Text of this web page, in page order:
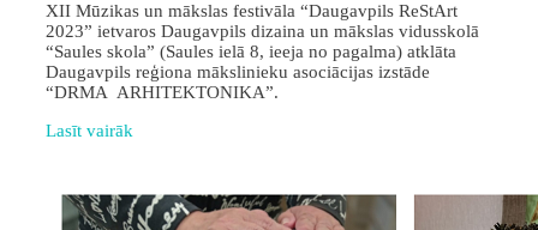
XII Mūzikas un mākslas festivāla “Daugavpils ReStArt
2023” ietvaros Daugavpils dizaina un mākslas vidusskolā
“Saules skola” (Saules ielā 8, ieeja no pagalma) atklāta
Daugavpils reģiona mākslinieku asociācijas izstāde
“DRMA ARHITEKTONIKA”.
Lasīt vairāk